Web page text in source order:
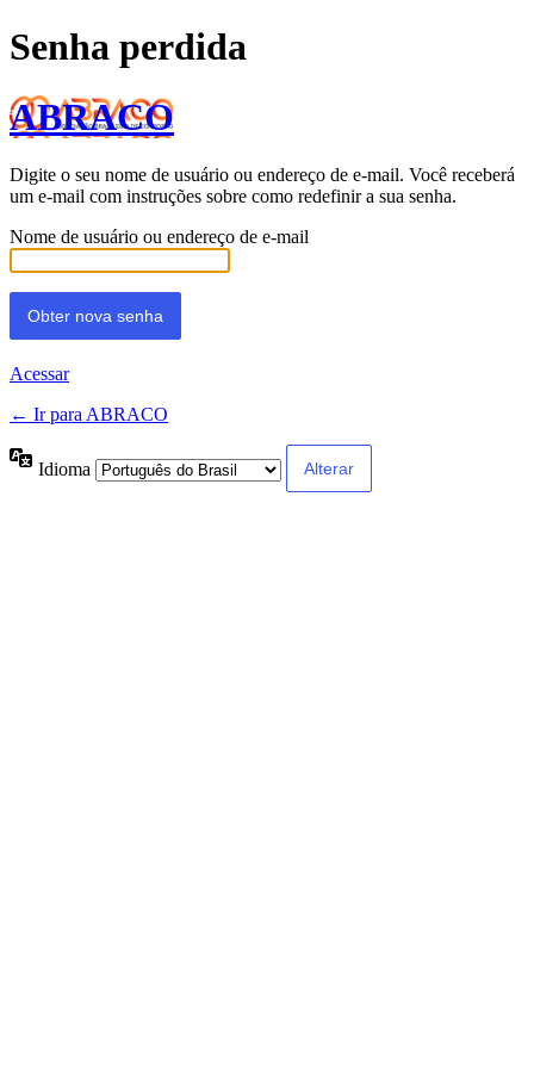
Senha perdida
ABRACO
Digite o seu nome de usuário ou endereço de e-mail. Você receberá
um e-mail com instruções sobre como redefinir a sua senha.
Nome de usuário ou endereço de e-mail
Acessar
← Ir para ABRACO
Idioma